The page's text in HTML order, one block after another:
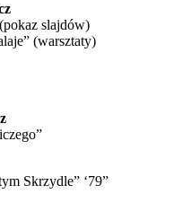
slajdów)
(warsztaty)
Skrzydle” ‘79”